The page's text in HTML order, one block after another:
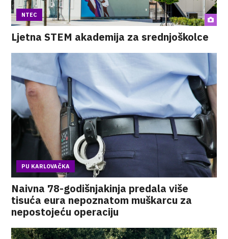
NTEC
Ljetna STEM akademija za srednjoškolce
PU KARLOVAČKA
Naivna 78-godišnjakinja predala više
tisuća eura nepoznatom muškarcu za
nepostojeću operaciju